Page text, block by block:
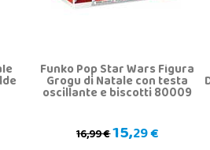
Funko Pop Star Wars Figura
Grogu di Natale con testa
oscillante e biscotti 80009
16,99 €15,29 €